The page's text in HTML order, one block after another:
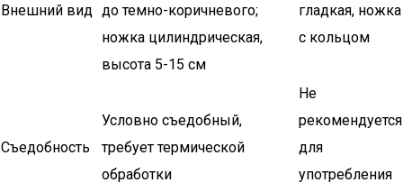
Внешний вид до темно-коричневого;
ножка цилиндрическая,
высота 5-15 см
гладкая, ножка
с кольцом
Съедобность
Условно съедобный,
требует термической
обработки
Не
рекомендуется
для
употребления